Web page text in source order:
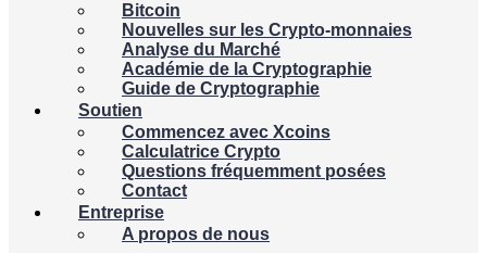
Bitcoin
Nouvelles sur les Crypto-monnaies
Analyse du Marché
Académie de la Cryptographie
Guide de Cryptographie
Soutien
Commencez avec Xcoins
Calculatrice Crypto
Questions fréquemment posées
Contact
Entreprise
A propos de nous